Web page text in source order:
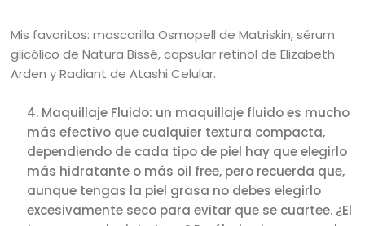
Mis favoritos: mascarilla Osmopell de Matriskin, sérum
glicólico de Natura Bissé, capsular retinol de Elizabeth
Arden y Radiant de Atashi Celular.
Maquillaje Fluido: un maquillaje fluido es mucho
más efectivo que cualquier textura compacta,
dependiendo de cada tipo de piel hay que elegirlo
más hidratante o más oil free, pero recuerda que,
aunque tengas la piel grasa no debes elegirlo
excesivamente seco para evitar que se cuartee. ¿El